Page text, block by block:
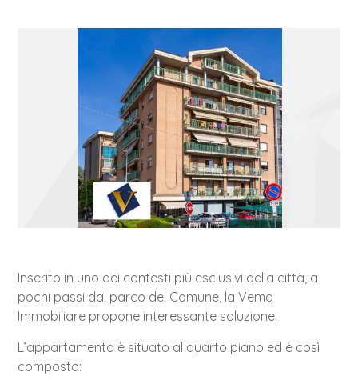
Inserito in uno dei contesti più esclusivi della città, a
pochi passi dal parco del Comune, la Vema
Immobiliare propone interessante soluzione.
L’appartamento è situato al quarto piano ed è così
composto: